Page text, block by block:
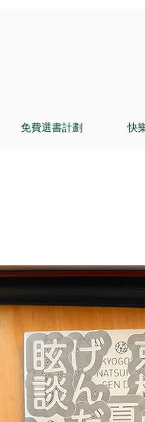
免費選書計劃 快